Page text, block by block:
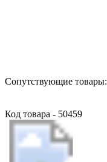
Сопутствующие товары:
Код товара - 50459